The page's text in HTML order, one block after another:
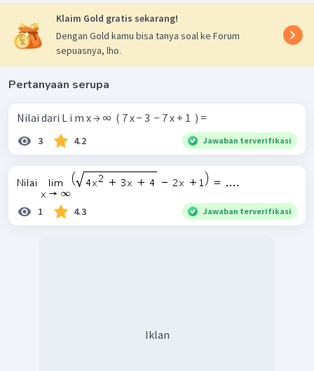
Klaim Gold gratis sekarang!
Dengan Gold kamu bisa tanya soal ke Forum
sepuasnya, lho.
Pertanyaan serupa
Nilai dari L i m x → ∞ ​ ( 7 x − 3 ​ − 7 x + 1 ​ ) =
3 4.2 Jawaban terverifikasi
1 4.3 Jawaban terverifikasi
Iklan